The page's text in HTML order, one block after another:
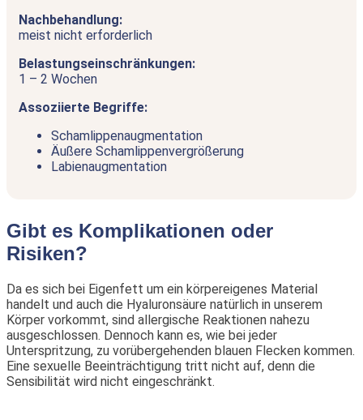
Nachbehandlung:
meist nicht erforderlich
Belastungseinschränkungen:
1 – 2 Wochen
Assoziierte Begriffe:
Schamlippenaugmentation
Äußere Schamlippenvergrößerung
Labienaugmentation
Gibt es Komplikationen oder
Risiken?
Da es sich bei Eigenfett um ein körpereigenes Material
handelt und auch die Hyaluronsäure natürlich in unserem
Körper vorkommt, sind allergische Reaktionen nahezu
ausgeschlossen. Dennoch kann es, wie bei jeder
Unterspritzung, zu vorübergehenden blauen Flecken kommen.
Eine sexuelle Beeinträchtigung tritt nicht auf, denn die
Sensibilität wird nicht eingeschränkt.